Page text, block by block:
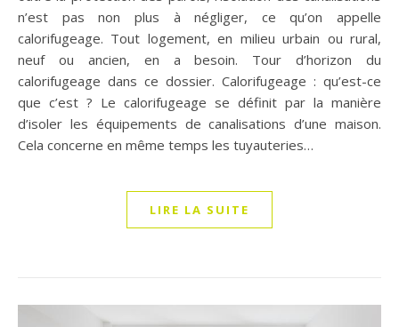
n’est pas non plus à négliger, ce qu’on appelle
calorifugeage. Tout logement, en milieu urbain ou rural,
neuf ou ancien, en a besoin. Tour d’horizon du
calorifugeage dans ce dossier. Calorifugeage : qu’est-ce
que c’est ? Le calorifugeage se définit par la manière
d’isoler les équipements de canalisations d’une maison.
Cela concerne en même temps les tuyauteries…
LIRE LA SUITE